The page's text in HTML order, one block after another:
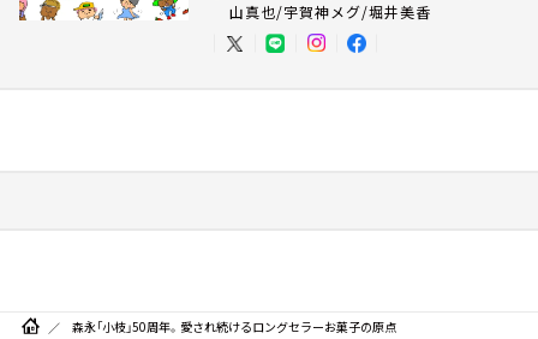
山真也/宇賀神メグ/堀井美香
森永「小枝」50周年。愛され続けるロングセラーお菓子の原点